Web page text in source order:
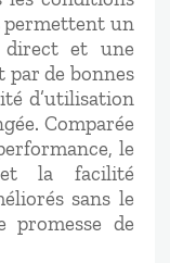
permettent un
direct et une
de bonnes
d’utilisation
Comparée
le
la facilité
sans le
promesse de